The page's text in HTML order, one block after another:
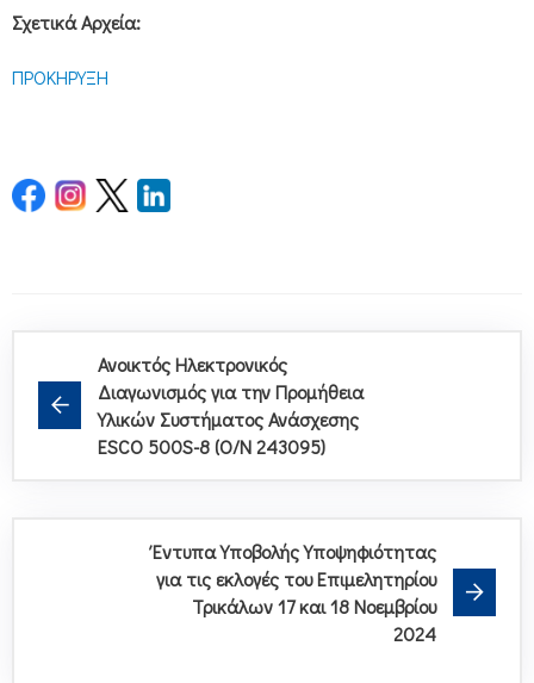
Σχετικά Αρχεία:
ΠΡΟΚΗΡΥΞΗ
Ανοικτός Ηλεκτρονικός
Διαγωνισμός για την Προμήθεια
Yλικών Συστήματος Ανάσχεσης
ESCO 500S-8 (O/N 243095)
Έντυπα Υποβολής Υποψηφιότητας
για τις εκλογές του Επιμελητηρίου
Τρικάλων 17 και 18 Νοεμβρίου
2024